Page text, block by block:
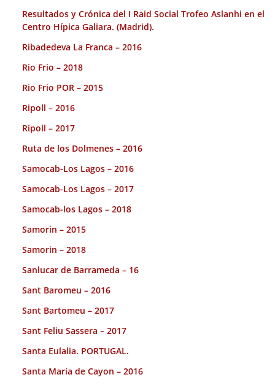
Resultados y Crónica del I Raid Social Trofeo Aslanhi en el
Centro Hípica Galiara. (Madrid).
Ribadedeva La Franca – 2016
Rio Frio – 2018
Rio Frio POR – 2015
Ripoll – 2016
Ripoll – 2017
Ruta de los Dolmenes – 2016
Samocab-Los Lagos – 2016
Samocab-Los Lagos – 2017
Samocab-los Lagos – 2018
Samorin – 2015
Samorin – 2018
Sanlucar de Barrameda – 16
Sant Baromeu – 2016
Sant Bartomeu – 2017
Sant Feliu Sassera – 2017
Santa Eulalia. PORTUGAL.
Santa María de Cayon – 2016